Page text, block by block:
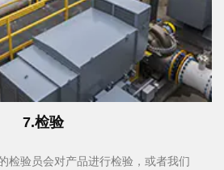
7.检验
检验员会对产品进行检验，或者我们